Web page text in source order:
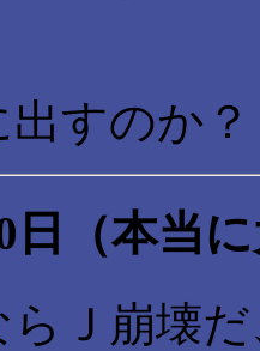
すのか？
日（本当
Ｊ崩壊